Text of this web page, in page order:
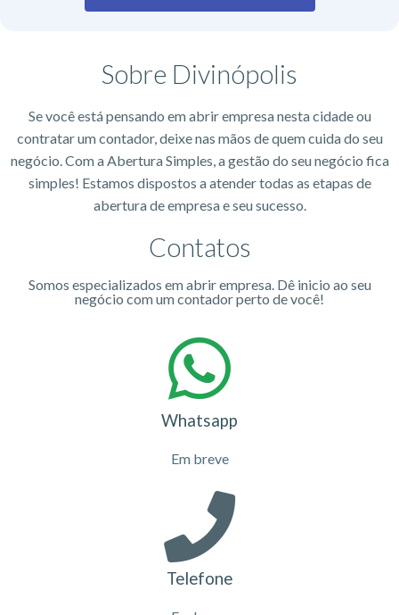
Sobre Divinópolis
Se você está pensando em abrir empresa nesta cidade ou
contratar um contador, deixe nas mãos de quem cuida do seu
negócio. Com a Abertura Simples, a gestão do seu negócio fica
simples! Estamos dispostos a atender todas as etapas de
abertura de empresa e seu sucesso.
Contatos
Somos especializados em abrir empresa. Dê inicio ao seu
negócio com um contador perto de você!
Whatsapp
Em breve
Telefone